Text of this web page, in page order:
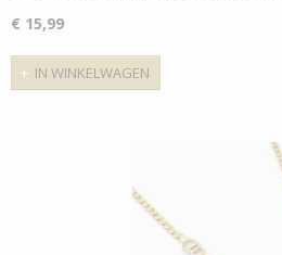
€ 15,99
IN WINKELWAGEN